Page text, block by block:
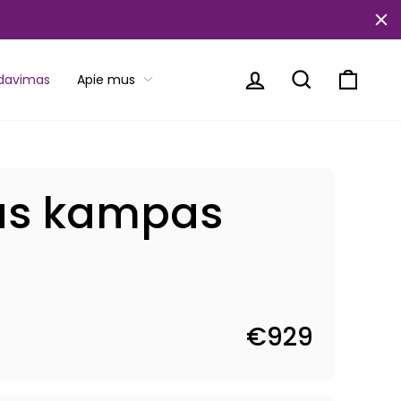
Apie mus Prisijungti Paieška
kampas
€929